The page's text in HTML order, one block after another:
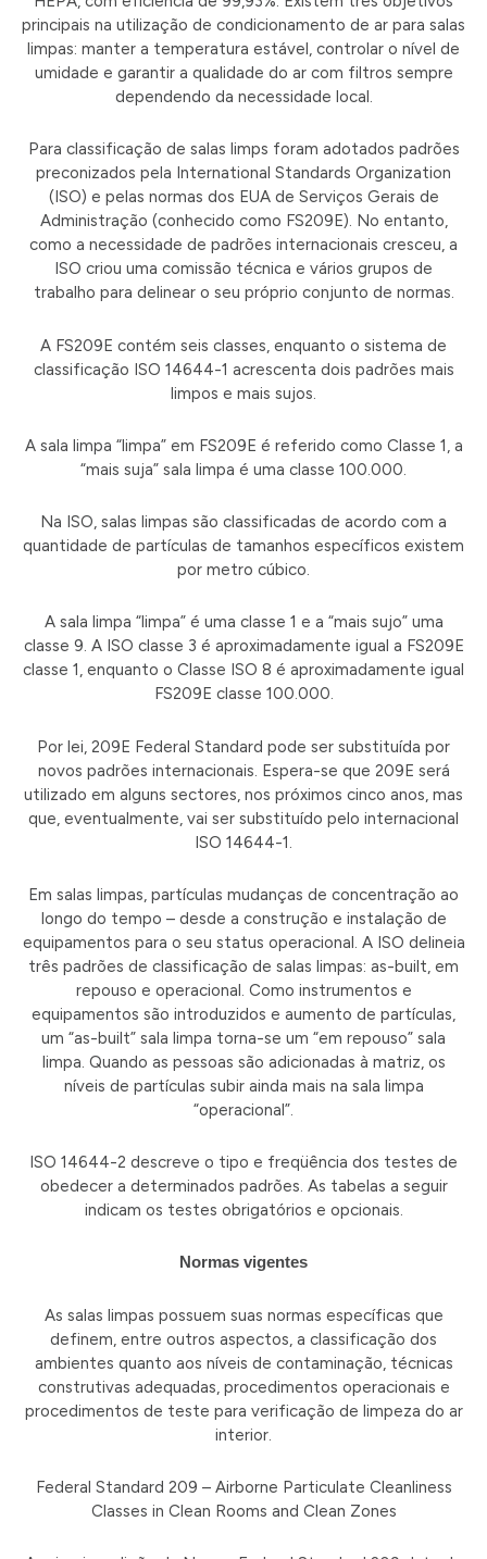
principais na utilização de condicionamento de ar para salas
limpas: manter a temperatura estável, controlar o nível de
umidade e garantir a qualidade do ar com filtros sempre
dependendo da necessidade local.
Para classificação de salas limps foram adotados padrões
preconizados pela International Standards Organization
(ISO) e pelas normas dos EUA de Serviços Gerais de
Administração (conhecido como FS209E). No entanto,
como a necessidade de padrões internacionais cresceu, a
ISO criou uma comissão técnica e vários grupos de
trabalho para delinear o seu próprio conjunto de normas.
A FS209E contém seis classes, enquanto o sistema de
classificação ISO 14644-1 acrescenta dois padrões mais
limpos e mais sujos.
A sala limpa “limpa” em FS209E é referido como Classe 1, a
“mais suja” sala limpa é uma classe 100.000.
Na ISO, salas limpas são classificadas de acordo com a
quantidade de partículas de tamanhos específicos existem
por metro cúbico.
A sala limpa “limpa” é uma classe 1 e a “mais sujo” uma
classe 9. A ISO classe 3 é aproximadamente igual a FS209E
classe 1, enquanto o Classe ISO 8 é aproximadamente igual
FS209E classe 100.000.
Por lei, 209E Federal Standard pode ser substituída por
novos padrões internacionais. Espera-se que 209E será
utilizado em alguns sectores, nos próximos cinco anos, mas
que, eventualmente, vai ser substituído pelo internacional
ISO 14644-1.
Em salas limpas, partículas mudanças de concentração ao
longo do tempo – desde a construção e instalação de
equipamentos para o seu status operacional. A ISO delineia
três padrões de classificação de salas limpas: as-built, em
repouso e operacional. Como instrumentos e
equipamentos são introduzidos e aumento de partículas,
um “as-built” sala limpa torna-se um “em repouso” sala
limpa. Quando as pessoas são adicionadas à matriz, os
níveis de partículas subir ainda mais na sala limpa
“operacional”.
ISO 14644-2 descreve o tipo e freqüência dos testes de
obedecer a determinados padrões. As tabelas a seguir
indicam os testes obrigatórios e opcionais.
Normas vigentes
As salas limpas possuem suas normas específicas que
definem, entre outros aspectos, a classificação dos
ambientes quanto aos níveis de contaminação, técnicas
construtivas adequadas, procedimentos operacionais e
procedimentos de teste para verificação de limpeza do ar
interior.
Federal Standard 209 – Airborne Particulate Cleanliness
Classes in Clean Rooms and Clean Zones